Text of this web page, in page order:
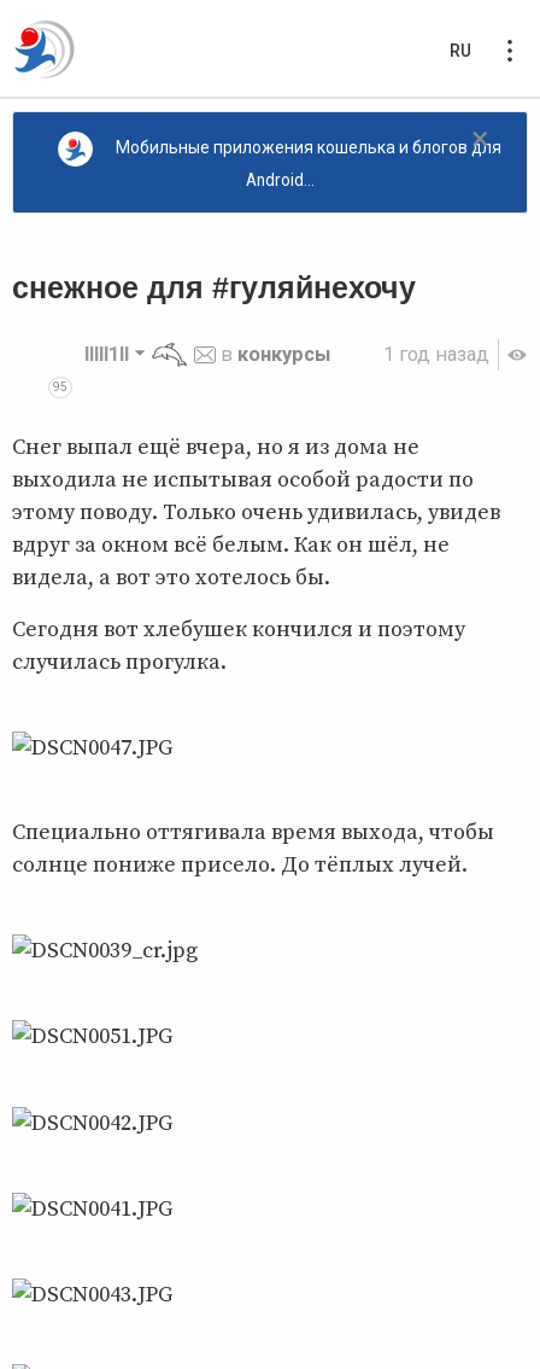
RU
×
Мобильные приложения кошелька и блогов для
Android...
снежное для #гуляйнехочу
1 год назад
95
lllll1ll в конкурсы
Снег выпал ещё вчера, но я из дома не
выходила не испытывая особой радости по
этому поводу. Только очень удивилась, увидев
вдруг за окном всё белым. Как он шёл, не
видела, а вот это хотелось бы.
Сегодня вот хлебушек кончился и поэтому
случилась прогулка.
Специально оттягивала время выхода, чтобы
солнце пониже присело. До тёплых лучей.